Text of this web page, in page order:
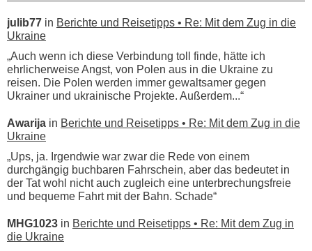
julib77 in Berichte und Reisetipps • Re: Mit dem Zug in die
Ukraine
„Auch wenn ich diese Verbindung toll finde, hätte ich
ehrlicherweise Angst, von Polen aus in die Ukraine zu
reisen. Die Polen werden immer gewaltsamer gegen
Ukrainer und ukrainische Projekte. Außerdem...“
Awarija in Berichte und Reisetipps • Re: Mit dem Zug in die
Ukraine
„Ups, ja. Irgendwie war zwar die Rede von einem
durchgängig buchbaren Fahrschein, aber das bedeutet in
der Tat wohl nicht auch zugleich eine unterbrechungsfreie
und bequeme Fahrt mit der Bahn. Schade“
MHG1023 in Berichte und Reisetipps • Re: Mit dem Zug in
die Ukraine